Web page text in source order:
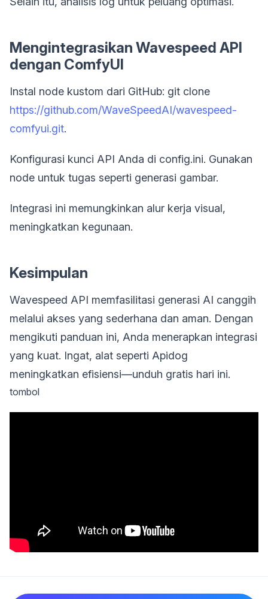
Mengintegrasikan Wavespeed API
dengan ComfyUI
Instal node kustom dari GitHub: git clone
https://github.com/WaveSpeedAI/wavespeed-
comfyui.git.
Konfigurasi kunci API Anda di config.ini. Gunakan
node untuk tugas seperti generasi gambar.
Integrasi ini memungkinkan alur kerja visual,
meningkatkan kegunaan.
Kesimpulan
Wavespeed API memfasilitasi generasi AI canggih
melalui akses yang sederhana dan aman. Dengan
mengikuti panduan ini, Anda menerapkan integrasi
yang kuat. Ingat, alat seperti Apidog
meningkatkan efisiensi—unduh gratis hari ini.
tombol